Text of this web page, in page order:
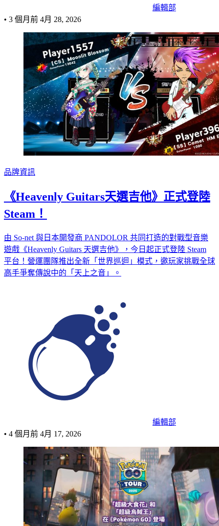
編輯部
• 3 個月前 4月 28, 2026
品牌資訊
《Heavenly Guitars天選吉他》正式登陸
Steam！
由 So-net 與日本開發商 PANDOLOR 共同打造的對戰型音樂
遊戲《Heavenly Guitars 天選吉他》，今日起正式登陸 Steam
平台！營運團隊推出全新「世界巡迴」模式，邀玩家挑戰全球
高手爭奪傳說中的「天上之音」。
編輯部
• 4 個月前 4月 17, 2026